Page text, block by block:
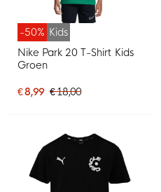
-50% Kids
Nike Park 20 T-Shirt Kids
Groen
€ 8,99 € 18,00